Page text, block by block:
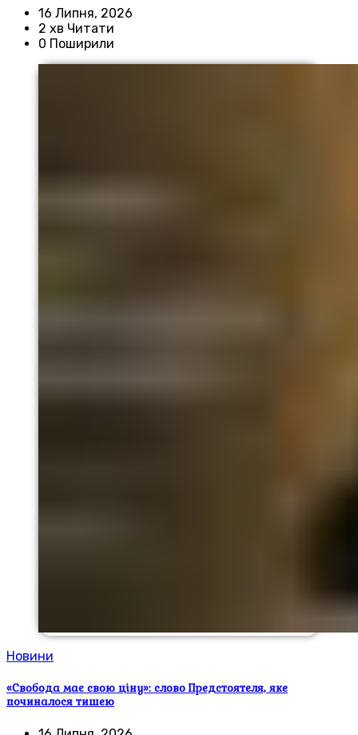
16 Липня, 2026
2 хв Читати
0 Поширили
Новини
«Свобода має свою ціну»: слово Предстоятеля, яке
починалося тишею